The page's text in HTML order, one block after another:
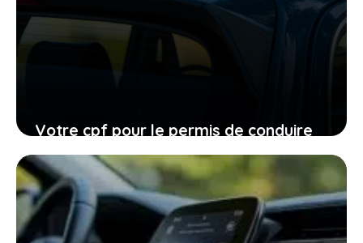
Votre cpf pour le permis de conduire
expire en 2026, ne laissez pas filer
cette ultime chance
27 janvier 2026